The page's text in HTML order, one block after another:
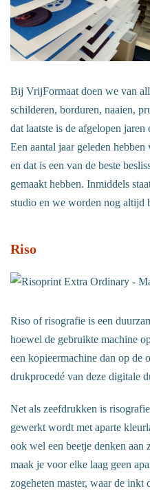
Bij VrijFormaat doen we van
schilderen, borduren, naaien,
dat laatste is de afgelopen
Een aantal jaar geleden
en dat is een van de beste
gemaakt hebben. Inmiddels
studio en we worden nog altijd
Riso
Riso of risografie is een
hoewel de gebruikte machine
een kopieermachine dan op de
drukprocedé van deze digitale
Net als zeefdrukken is
gewerkt wordt met aparte
ook wel een beetje denken
maak je voor elke laag geen
zogeheten master, waar de inkt